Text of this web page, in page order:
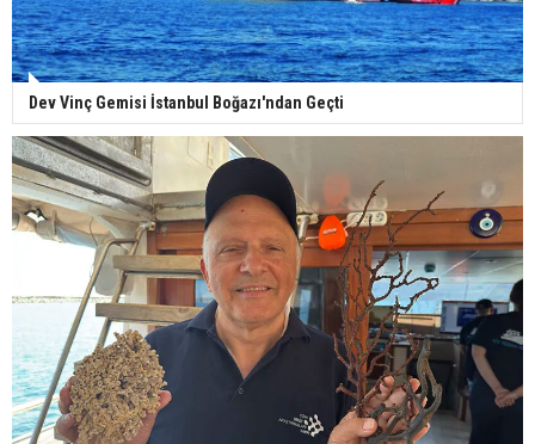
Dev Vinç Gemisi İstanbul Boğazı'ndan Geçti